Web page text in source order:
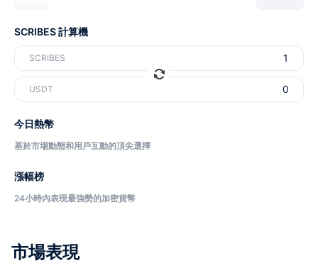
市場表現
SCRIBES 計算機
SCRIBES
USDT
今日熱幣
基於市場動態和用戶互動的頂尖選擇
漲幅榜
24小時內表現最強勢的加密貨幣